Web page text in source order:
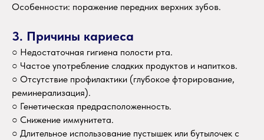
Особенности: поражение передних верхних зубов.
3. Причины кариеса
○ Недостаточная гигиена полости рта.
○ Частое употребление сладких продуктов и напитков.
○ Отсутствие профилактики (глубокое фторирование,
реминерализация).
○ Генетическая предрасположенность.
○ Снижение иммунитета.
○ Длительное использование пустышек или бутылочек с